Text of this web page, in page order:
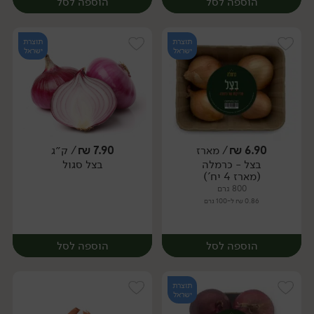
מארז יח׳ ק״ג
תוצרת
ישראל
6.90
₪/ מארז
בצל - כרמלה
(מארז 4 יח')
800 גרם
0.86 ₪ ל-100 גרם
הוספה לסל
תוצרת
ישראל
7.90
₪/ ק״ג
בצל סגול
הוספה לסל
תוצרת
ישראל